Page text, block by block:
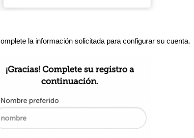
la información solicitada para configurar su cuenta.